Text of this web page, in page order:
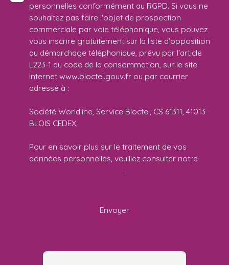
personnelles conformément au RGPD. Si vous ne
souhaitez pas faire l'objet de prospection
commerciale par voie téléphonique, vous pouvez
vous inscrire gratuitement sur la liste d'opposition
au démarchage téléphonique, prévu par l'article
L223-1 du code de la consommation, sur le site
Internet www.bloctel.gouv.fr ou par courrier
adressé à :
Société Worldline, Service Bloctel, CS 61311, 41013
BLOIS CEDEX.
Pour en savoir plus sur le traitement de vos
données personnelles, veuillez consulter notre
.
Envoyer